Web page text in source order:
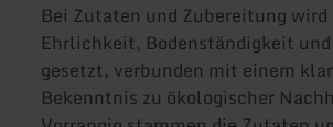
Bei Zutaten und Zubereitung wird
Ehrlichkeit, Bodenständigkeit
gesetzt, verbunden mit einem
Bekenntnis zu ökologischer